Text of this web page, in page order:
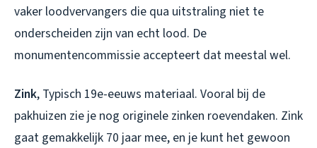
vaker loodvervangers die qua uitstraling niet te
onderscheiden zijn van echt lood. De
monumentencommissie accepteert dat meestal wel.
Zink, Typisch 19e-eeuws materiaal. Vooral bij de
pakhuizen zie je nog originele zinken roevendaken. Zink
gaat gemakkelijk 70 jaar mee, en je kunt het gewoon